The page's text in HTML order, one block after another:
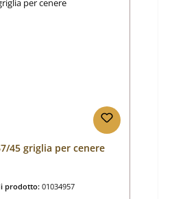
45 griglia per cenere
prodotto: 01034957